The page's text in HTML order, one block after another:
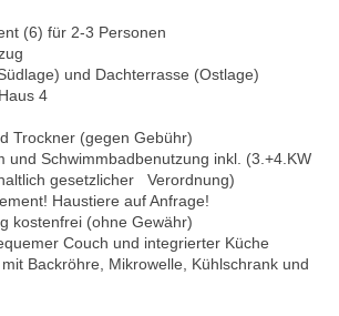
(6) für 2-3 Personen
und Dachterrasse (Ostlage)
4
Trockner (gegen Gebühr)
und Schwimmbadbenutzung inkl. (3.+4.KW
gesetzlicher Verordnung)
Haustiere auf Anfrage!
kostenfrei (ohne Gewähr)
Couch und integrierter Küche
Backröhre, Mikrowelle, Kühlschrank und